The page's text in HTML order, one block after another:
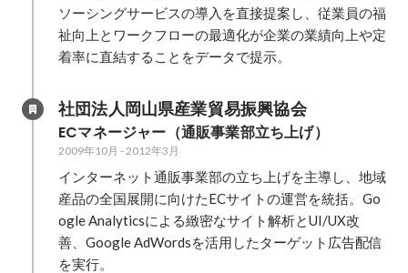
ソーシングサービスの導入を直接提案し、従業員の福
祉向上とワークフローの最適化が企業の業績向上や定
着率に直結することをデータで提示。
社団法人岡山県産業貿易振興協会
ECマネージャー（通販事業部立ち上げ）
2009年10月 - 2012年3月
インターネット通販事業部の立ち上げを主導し、地域
産品の全国展開に向けたECサイトの運営を統括。Go
ogle Analyticsによる緻密なサイト解析とUI/UX改
善、Google AdWordsを活用したターゲット広告配信
を実行。